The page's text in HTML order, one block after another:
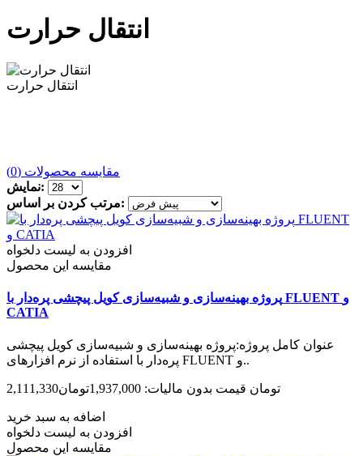
انتقال حرارت
انتقال حرارت
مقایسه محصولات (0)
نمایش:
مرتب کردن بر اساس:
افزودن به لیست دلخواه
مقایسه این محصول
پروژه بهینه‌سازی و شبیه‌سازی کویل پیچشی پره‌دار با FLUENT و
CATIA
عنوان کامل پروژه:پروژه بهینه‌سازی و شبیه‌سازی کویل پیچشی
پره‌دار با استفاده از نرم افزارهای FLUENT و..
2,111,330تومان قیمت بدون مالیات: 1,937,000تومان
اضافه به سبد خرید
افزودن به لیست دلخواه
مقایسه این محصول